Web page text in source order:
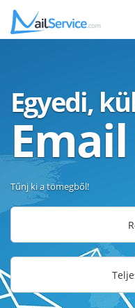
Egyedi,
Tűnj ki a tömegből!